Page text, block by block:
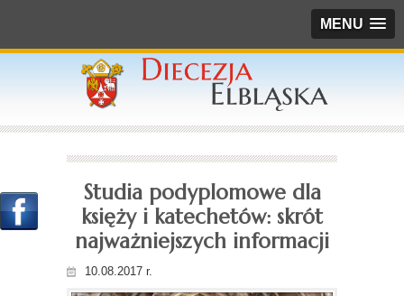
MENU
Studia podyplomowe dla
księży i katechetów: skrót
najważniejszych informacji
10.08.2017 r.